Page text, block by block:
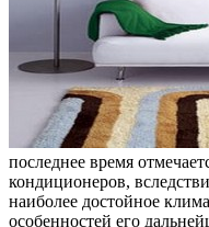
последнее время
кондиционеров,
наиболее достойное
особенностей его